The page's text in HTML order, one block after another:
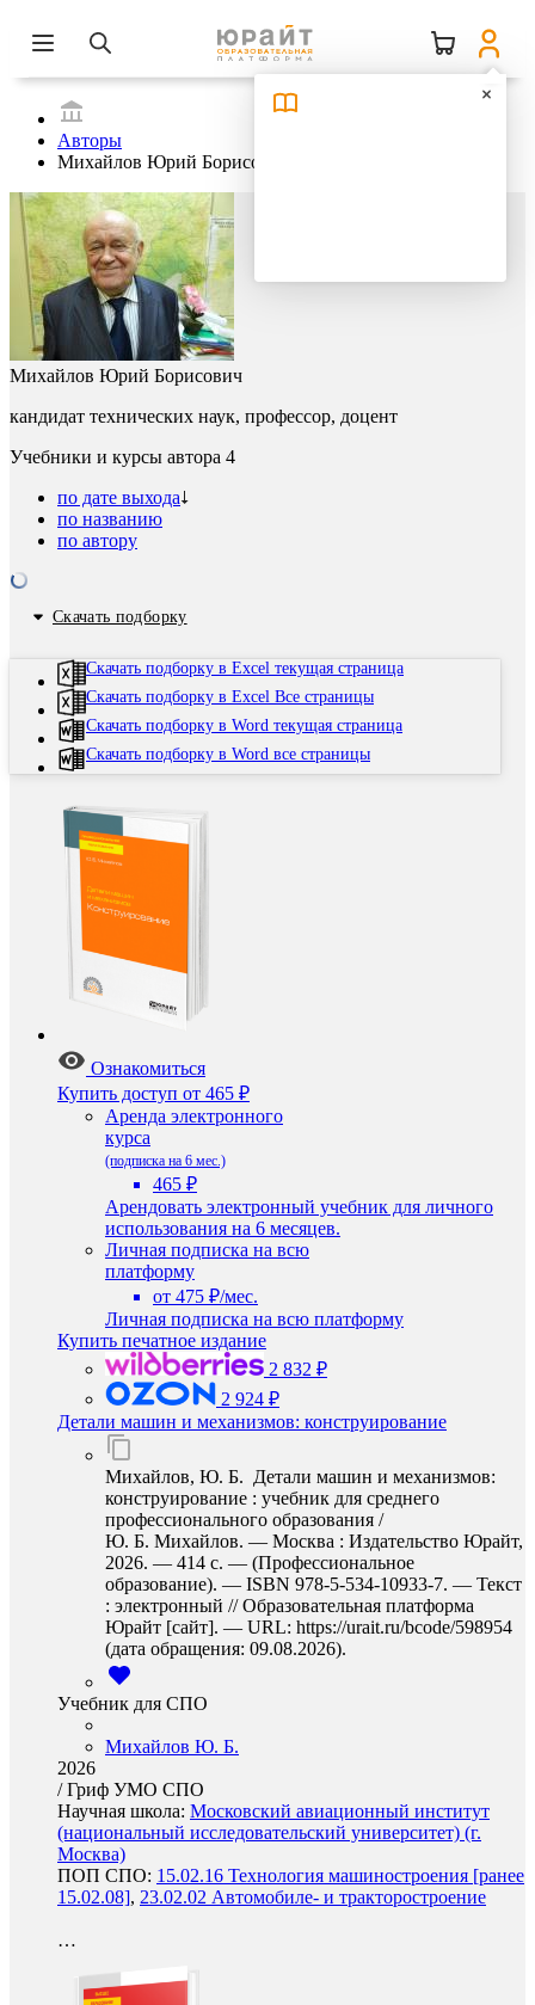
Авторы
Михайлов Юрий Борисович
Михайлов Юрий Борисович
кандидат технических наук, профессор, доцент
Учебники и курсы автора 4
по дате выхода
по названию
по автору
Скачать подборку
Скачать подборку в Excel текущая страница
Скачать подборку в Excel Все страницы
Скачать подборку в Word текущая страница
Скачать подборку в Word все страницы
Ознакомиться
Купить доступ от 465 ₽
Аренда электронного
курса
(подписка на 6 мес.)
465 ₽
Арендовать электронный учебник для личного
использования на 6 месяцев.
Личная подписка на всю
платформу
от 475 ₽/мес.
Личная подписка на всю платформу
Купить печатное издание
2 832 ₽
2 924 ₽
Детали машин и механизмов: конструирование
Михайлов, Ю. Б. Детали машин и механизмов:
конструирование : учебник для среднего
профессионального образования /
Ю. Б. Михайлов. — Москва : Издательство Юрайт,
2026. — 414 с. — (Профессиональное
образование). — ISBN 978-5-534-10933-7. — Текст
: электронный // Образовательная платформа
Юрайт [сайт]. — URL: https://urait.ru/bcode/598954
(дата обращения: 09.08.2026).
Учебник для СПО
Михайлов Ю. Б.
2026
/Гриф УМО СПО
Научная школа: Московский авиационный институт
(национальный исследовательский университет) (г.
Москва)
ПОП СПО: 15.02.16 Технология машиностроения [ранее
15.02.08], 23.02.02 Автомобиле- и тракторостроение
…